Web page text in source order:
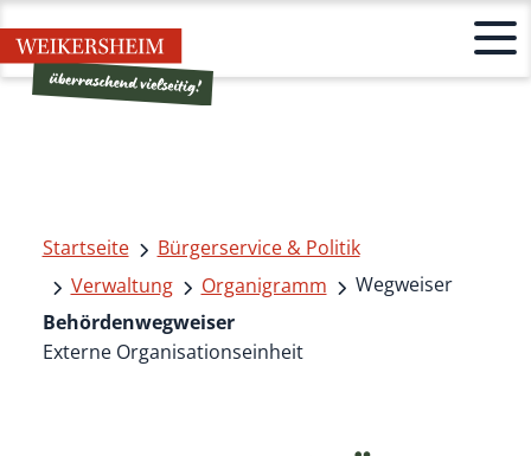
Startseite
Bürgerservice & Politik
Verwaltung
Organigramm
Wegweiser
Behördenwegweiser
Externe Organisationseinheit